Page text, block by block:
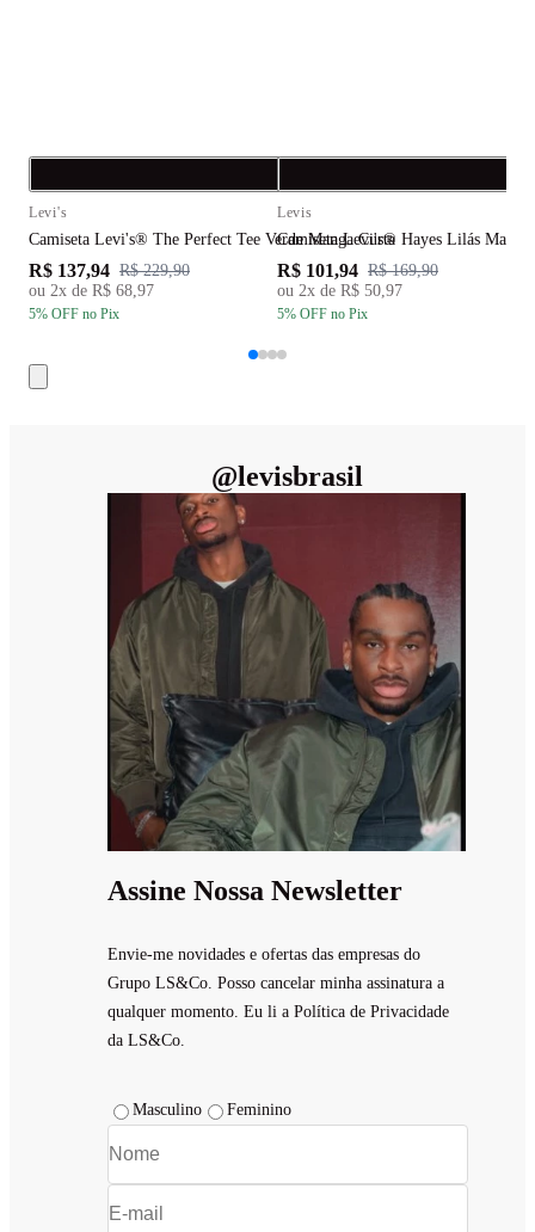
Levi's
Camiseta Levi's® The Perfect Tee Verde Manga Curta
R$ 137,94 R$ 229,90
ou 2x de R$ 68,97
5% OFF no Pix
Levis
Camiseta Levi's® Hayes Lilás Manga
R$ 101,94 R$ 169,90
ou 2x de R$ 50,97
5% OFF no Pix
@levisbrasil
Assine Nossa Newsletter
Envie-me novidades e ofertas das empresas do
Grupo LS&Co. Posso cancelar minha assinatura a
qualquer momento. Eu li a Política de Privacidade
da LS&Co.
Masculino Feminino